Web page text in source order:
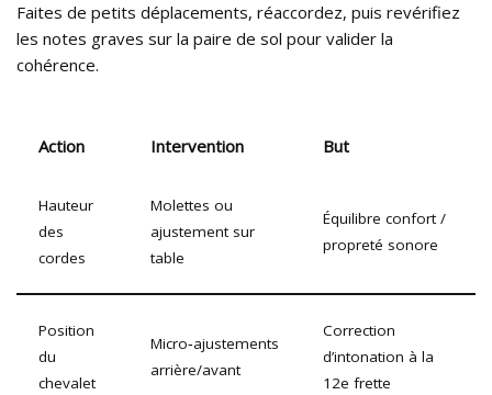
Faites de petits déplacements, réaccordez, puis revérifiez
les notes graves sur la paire de sol pour valider la
cohérence.
Action Intervention But
Hauteur
des
cordes
Molettes ou
ajustement sur
table
Équilibre confort /
propreté sonore
Position
du
chevalet
Micro‑ajustements
arrière/avant
Correction
d’intonation à la
12e frette